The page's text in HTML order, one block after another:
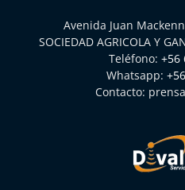
Avenida Juan
SOCIEDAD AGRICOLA Y
Teléfono: +56
Whatsapp:
Contacto: